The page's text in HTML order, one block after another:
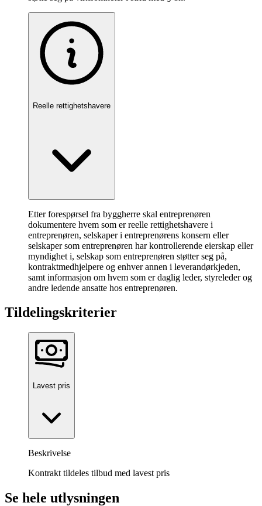
Reelle rettighetshavere
Etter forespørsel fra byggherre skal entreprenøren
dokumentere hvem som er reelle rettighetshavere i
entreprenøren, selskaper i entreprenørens konsern eller
selskaper som entreprenøren har kontrollerende eierskap eller
myndighet i, selskap som entreprenøren støtter seg på,
kontraktmedhjelpere og enhver annen i leverandørkjeden,
samt informasjon om hvem som er daglig leder, styreleder og
andre ledende ansatte hos entreprenøren.
Tildelingskriterier
Lavest pris
Beskrivelse
Kontrakt tildeles tilbud med lavest pris
Se hele utlysningen